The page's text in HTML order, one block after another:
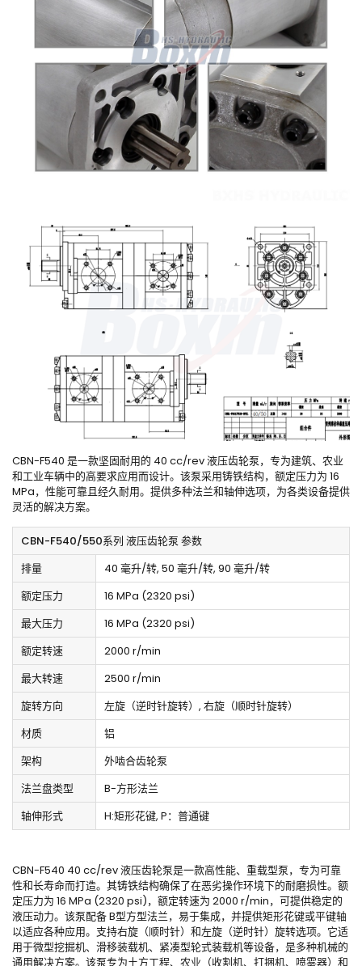
CBN-F540 是一款坚固耐用的 40 cc/rev 液压齿轮泵，专为建筑、农业
和工业车辆中的高要求应用而设计。该泵采用铸铁结构，额定压力为 16
MPa，性能可靠且经久耐用。提供多种法兰和轴伸选项，为各类设备提供
灵活的解决方案。
CBN-F540/550系列 液压齿轮泵 参数
排量
40 毫升/转, 50 毫升/转, 90 毫升/转
额定压力
16 MPa (2320 psi)
最大压力
16 MPa (2320 psi)
额定转速
2000 r/min
最大转速
2500 r/min
旋转方向
左旋（逆时针旋转）, 右旋（顺时针旋转）
材质
铝
架构
外啮合齿轮泵
法兰盘类型
B-方形法兰
轴伸形式
H:矩形花键, P：普通键
CBN-F540 40 cc/rev 液压齿轮泵是一款高性能、重载型泵，专为可靠
性和长寿命而打造。其铸铁结构确保了在恶劣操作环境下的耐磨损性。额
定压力为 16 MPa (2320 psi)，额定转速为 2000 r/min，可提供稳定的
液压动力。该泵配备 B型方型法兰，易于集成，并提供矩形花键或平键轴
以适应各种应用。支持右旋（顺时针）和左旋（逆时针）旋转选项。它适
用于微型挖掘机、滑移装载机、紧凑型轮式装载机等设备，是多种机械的
通用解决方案。该泵专为土方工程、农业（收割机、打捆机、喷雾器）和